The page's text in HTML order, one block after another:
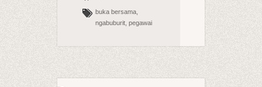
buka bersama,
ngabuburit, pegawai